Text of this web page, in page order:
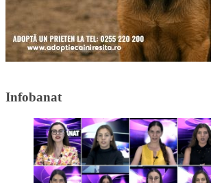
Infobanat